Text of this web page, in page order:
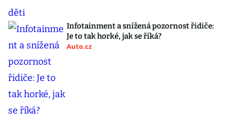
Infotainment a snížená pozornost řidiče:
Je to tak horké, jak se říká?
Auto.cz